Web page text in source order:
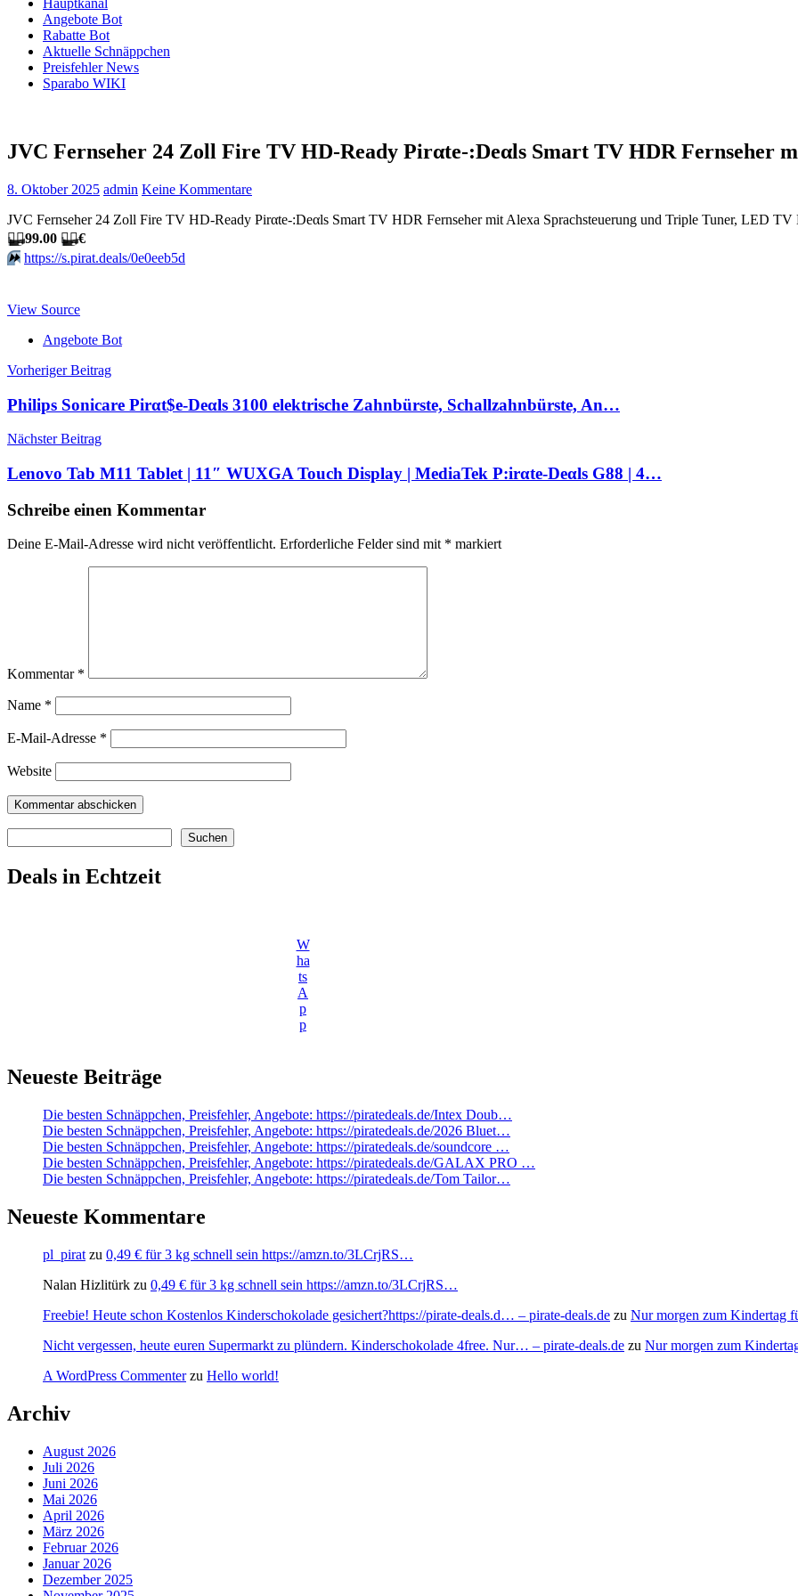
Hauptkanal
Angebote Bot
Rabatte Bot
Aktuelle Schnäppchen
Preisfehler News
Sparabo WIKI
JVC Fernseher 24 Zoll Fire TV HD-Ready Pirαtе-:Dеαls Smart TV HDR Fernseher
8. Oktober 2025 admin Keine Kommentare
JVC Fernseher 24 Zoll Fire TV HD-Ready Pirαtе-:Dеαls Smart TV HDR Fernseher mit Alexa Sprachsteuerung und Triple Tuner, LED
🏴‍☠️99.00 🏴‍☠️€
⏩️ https://s.pirat.deals/0e0eeb5d
View Source
Angebote Bot
Beitragsnavigation
Vorheriger Beitrag
Philips Sonicare Pirαt$е-Dеαls 3100 elektrische Zahnbürste, Schallzahnbürste, An…
Nächster Beitrag
Lenovo Tab M11 Tablet | 11″ WUXGA Touch Display | MediaTek P:irαtе-Dеαls G88 | 4…
Schreibe einen Kommentar
Deine E-Mail-Adresse wird nicht veröffentlicht. Erforderliche Felder sind mit * markiert
Kommentar *
Name *
E-Mail-Adresse *
Website
Suchen
Deals in Echtzeit
W
ha
ts
A
p
p
Neueste Beiträge
Die besten Schnäppchen, Preisfehler, Angebote: https://piratedeals.de/Intex Doub…
Die besten Schnäppchen, Preisfehler, Angebote: https://piratedeals.de/2026 Bluet…
Die besten Schnäppchen, Preisfehler, Angebote: https://piratedeals.de/soundcore …
Die besten Schnäppchen, Preisfehler, Angebote: https://piratedeals.de/GALAX PRO …
Die besten Schnäppchen, Preisfehler, Angebote: https://piratedeals.de/Tom Tailor…
Neueste Kommentare
pl_pirat zu 0,49 € für 3 kg schnell sein https://amzn.to/3LCrjRS…
Nalan Hizlitürk zu 0,49 € für 3 kg schnell sein https://amzn.to/3LCrjRS…
Freebie! Heute schon Kostenlos Kinderschokolade gesichert?https://pirate-deals.d… – pirate-deals.de zu Nur morgen zum Kindertag
Nicht vergessen, heute euren Supermarkt zu plündern. Kinderschokolade 4free. Nur… – pirate-deals.de zu Nur morgen zum
A WordPress Commenterzu Hello world!
Archiv
August 2026
Juli 2026
Juni 2026
Mai 2026
April 2026
März 2026
Februar 2026
Januar 2026
Dezember 2025